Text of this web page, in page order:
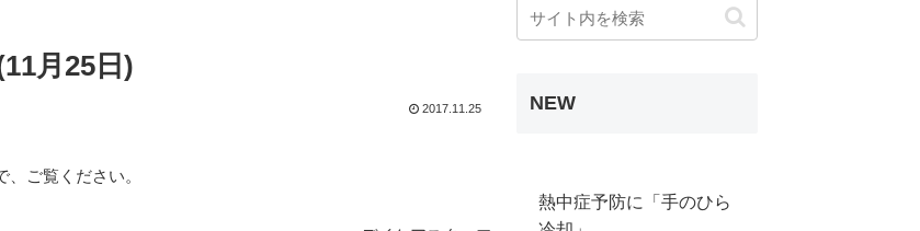
月25日)
2017.11.25
ご覧ください。
NEW
熱中症予防に「手のひら